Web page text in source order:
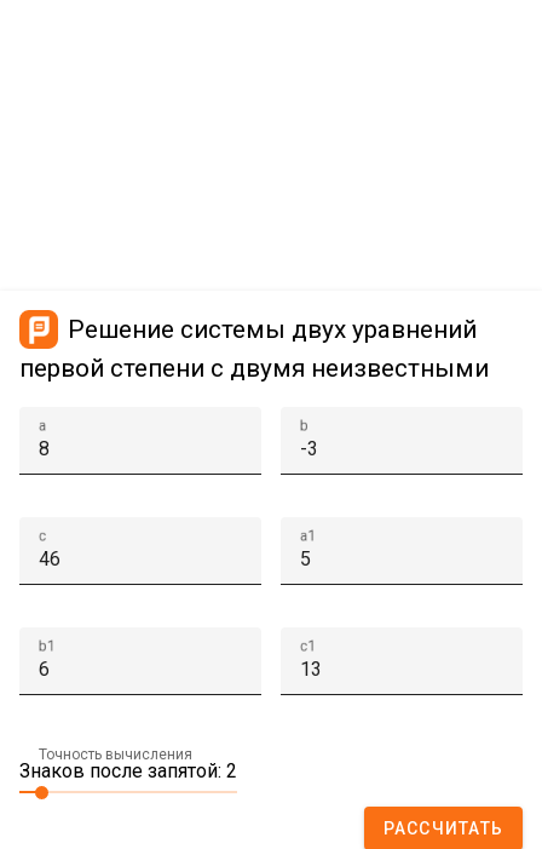
Решение системы двух уравнений
первой степени с двумя неизвестными
a b
c a1
b1 c1
Точность вычисления
Знаков после запятой: 2
РАССЧИТАТЬ